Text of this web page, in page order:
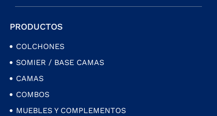
PRODUCTOS
COLCHONES
SOMIER / BASE CAMAS
CAMAS
COMBOS
MUEBLES Y COMPLEMENTOS